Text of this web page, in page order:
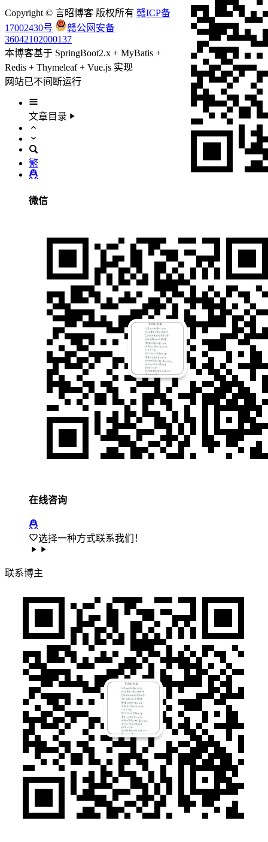
Copyright © 言昭博客 版权所有 赣ICP备
17002430号
赣公网安备
36042102000137
本博客基于 SpringBoot2.x + MyBatis +
Redis + Thymeleaf + Vue.js 实现
网站已不间断运行
文章目录
繁
微信
在线咨询
选择一种方式联系我们！
联系博主